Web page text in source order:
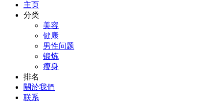
主页
分类
美容
健康
男性问题
锻炼
瘦身
排名
關於我們
联系